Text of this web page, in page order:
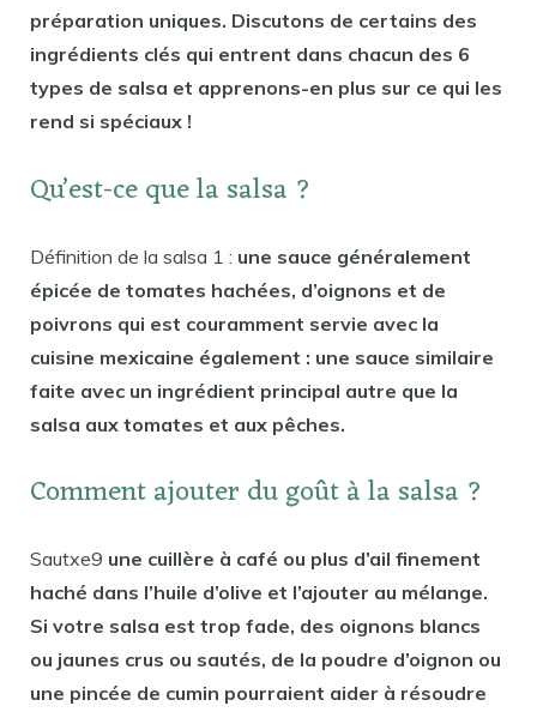
préparation uniques. Discutons de certains des
ingrédients clés qui entrent dans chacun des 6
types de salsa et apprenons-en plus sur ce qui les
rend si spéciaux !
Qu’est-ce que la salsa ?
Définition de la salsa 1 : une sauce généralement
épicée de tomates hachées, d’oignons et de
poivrons qui est couramment servie avec la
cuisine mexicaine également : une sauce similaire
faite avec un ingrédient principal autre que la
salsa aux tomates et aux pêches.
Comment ajouter du goût à la salsa ?
Sautxe9 une cuillère à café ou plus d’ail finement
haché dans l’huile d’olive et l’ajouter au mélange.
Si votre salsa est trop fade, des oignons blancs
ou jaunes crus ou sautés, de la poudre d’oignon ou
une pincée de cumin pourraient aider à résoudre